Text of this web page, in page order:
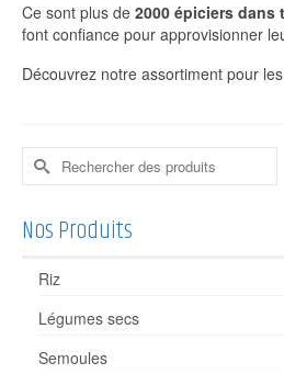
Ce sont plus de 2000 épiciers dans
font confiance pour approvisionner
Découvrez notre assortiment pour
Rechercher :
Nos Produits
Riz
Légumes secs
Semoules